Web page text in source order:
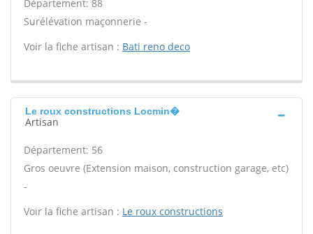
Département: 88
Surélévation maçonnerie -
Voir la fiche artisan : Bati reno deco
Le roux constructions Locmin�
Artisan
Département: 56
Gros oeuvre (Extension maison, construction garage, etc)
-
Voir la fiche artisan : Le roux constructions